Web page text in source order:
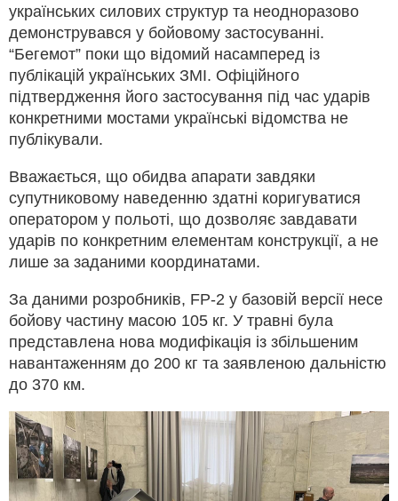
українських силових структур та неодноразово
демонструвався у бойовому застосуванні.
“Бегемот” поки що відомий насамперед із
публікацій українських ЗМІ. Офіційного
підтвердження його застосування під час ударів
конкретними мостами українські відомства не
публікували.
Вважається, що обидва апарати завдяки
супутниковому наведенню здатні коригуватися
оператором у польоті, що дозволяє завдавати
ударів по конкретним елементам конструкції, а не
лише за заданими координатами.
За даними розробників, FP-2 у базовій версії несе
бойову частину масою 105 кг. У травні була
представлена нова модифікація із збільшеним
навантаженням до 200 кг та заявленою дальністю
до 370 км.